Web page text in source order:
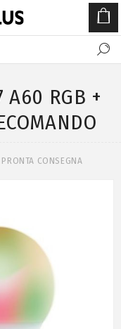
A60 RGB +
CONSEGNA